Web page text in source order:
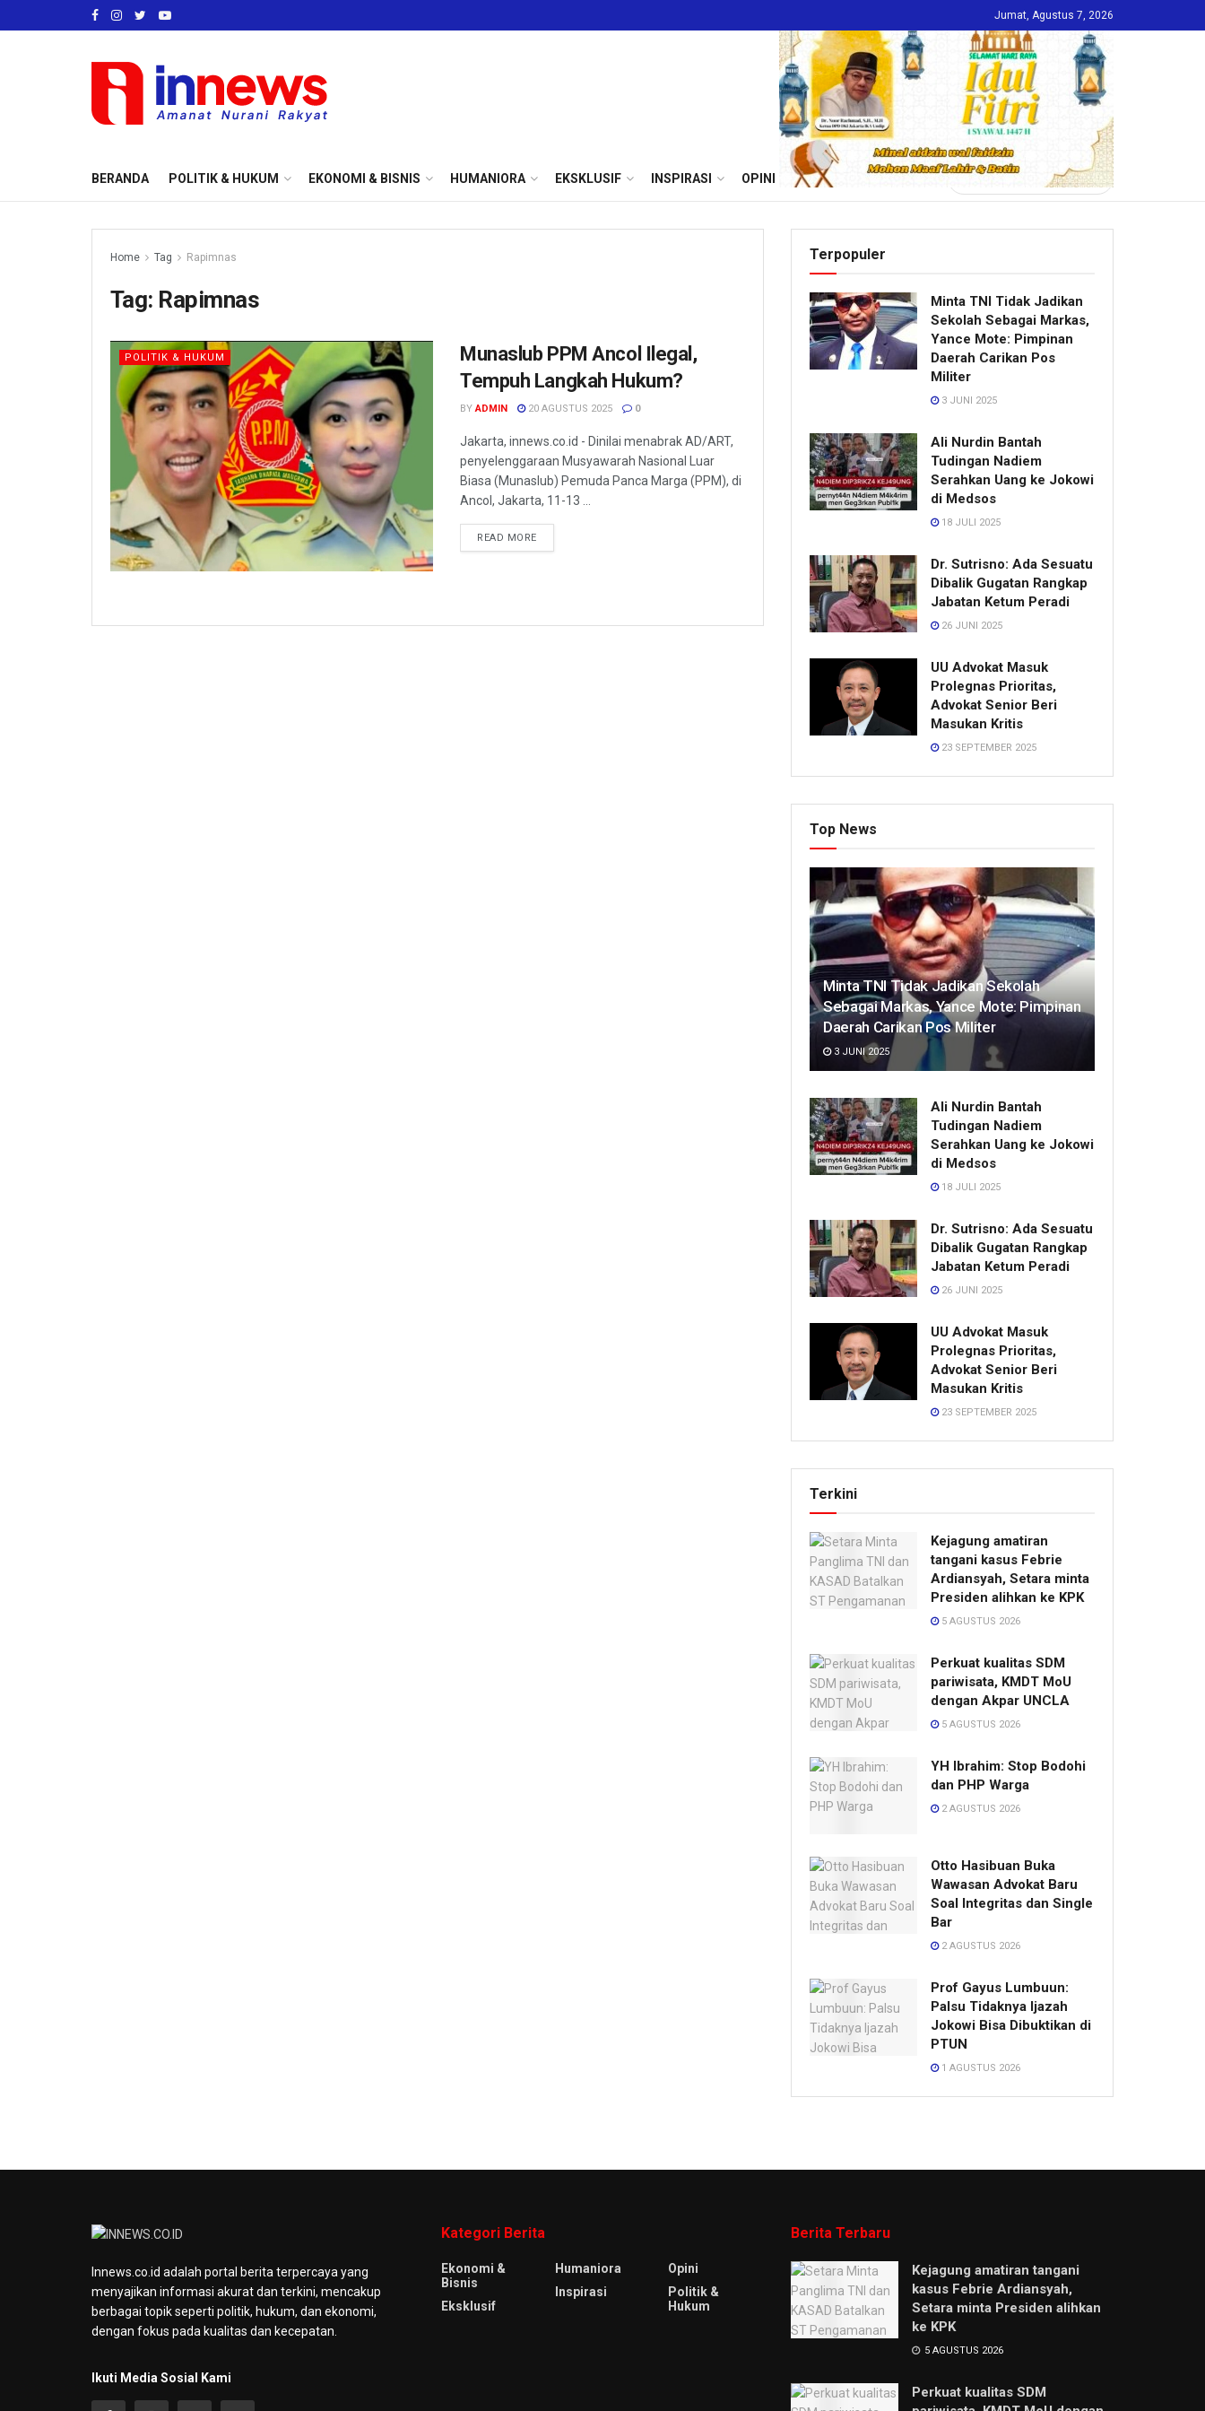
Jumat, Agustus 7, 2026
BERANDA POLITIK & HUKUM EKONOMI & BISNIS HUMANIORA EKSKLUSIF INSPIRASI OPINI INDEKS
Home Tag Rapimnas
Tag: Rapimnas
POLITIK & HUKUM
Munaslub PPM Ancol Ilegal,
Tempuh Langkah Hukum?
BY ADMIN 20 AGUSTUS 2025 0
Jakarta, innews.co.id - Dinilai menabrak AD/ART,
penyelenggaraan Musyawarah Nasional Luar
Biasa (Munaslub) Pemuda Panca Marga (PPM), di
Ancol, Jakarta, 11-13 ...
READ MORE
Terpopuler
Minta TNI Tidak Jadikan
Sekolah Sebagai Markas,
Yance Mote: Pimpinan
Daerah Carikan Pos
Militer
3 JUNI 2025
Ali Nurdin Bantah
Tudingan Nadiem
Serahkan Uang ke Jokowi
di Medsos
18 JULI 2025
Dr. Sutrisno: Ada Sesuatu
Dibalik Gugatan Rangkap
Jabatan Ketum Peradi
26 JUNI 2025
UU Advokat Masuk
Prolegnas Prioritas,
Advokat Senior Beri
Masukan Kritis
23 SEPTEMBER 2025
Top News
Minta TNI Tidak Jadikan Sekolah
Sebagai Markas, Yance Mote: Pimpinan
Daerah Carikan Pos Militer
3 JUNI 2025
Ali Nurdin Bantah
Tudingan Nadiem
Serahkan Uang ke Jokowi
di Medsos
18 JULI 2025
Dr. Sutrisno: Ada Sesuatu
Dibalik Gugatan Rangkap
Jabatan Ketum Peradi
26 JUNI 2025
UU Advokat Masuk
Prolegnas Prioritas,
Advokat Senior Beri
Masukan Kritis
23 SEPTEMBER 2025
Terkini
Kejagung amatiran
tangani kasus Febrie
Ardiansyah, Setara minta
Presiden alihkan ke KPK
5 AGUSTUS 2026
Perkuat kualitas SDM
pariwisata, KMDT MoU
dengan Akpar UNCLA
5 AGUSTUS 2026
YH Ibrahim: Stop Bodohi
dan PHP Warga
2 AGUSTUS 2026
Otto Hasibuan Buka
Wawasan Advokat Baru
Soal Integritas dan Single
Bar
2 AGUSTUS 2026
Prof Gayus Lumbuun:
Palsu Tidaknya Ijazah
Jokowi Bisa Dibuktikan di
PTUN
1 AGUSTUS 2026
Innews.co.id adalah portal berita terpercaya yang
menyajikan informasi akurat dan terkini, mencakup
berbagai topik seperti politik, hukum, dan ekonomi,
dengan fokus pada kualitas dan kecepatan.
Ikuti Media Sosial Kami
Kategori Berita
Ekonomi &
Bisnis
Eksklusif
Humaniora
Inspirasi
Opini
Politik &
Hukum
Berita Terbaru
Kejagung amatiran tangani
kasus Febrie Ardiansyah,
Setara minta Presiden alihkan
ke KPK
5 AGUSTUS 2026
Perkuat kualitas SDM